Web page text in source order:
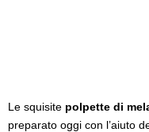
Le squisite polpette di
preparato oggi con l’aiuto